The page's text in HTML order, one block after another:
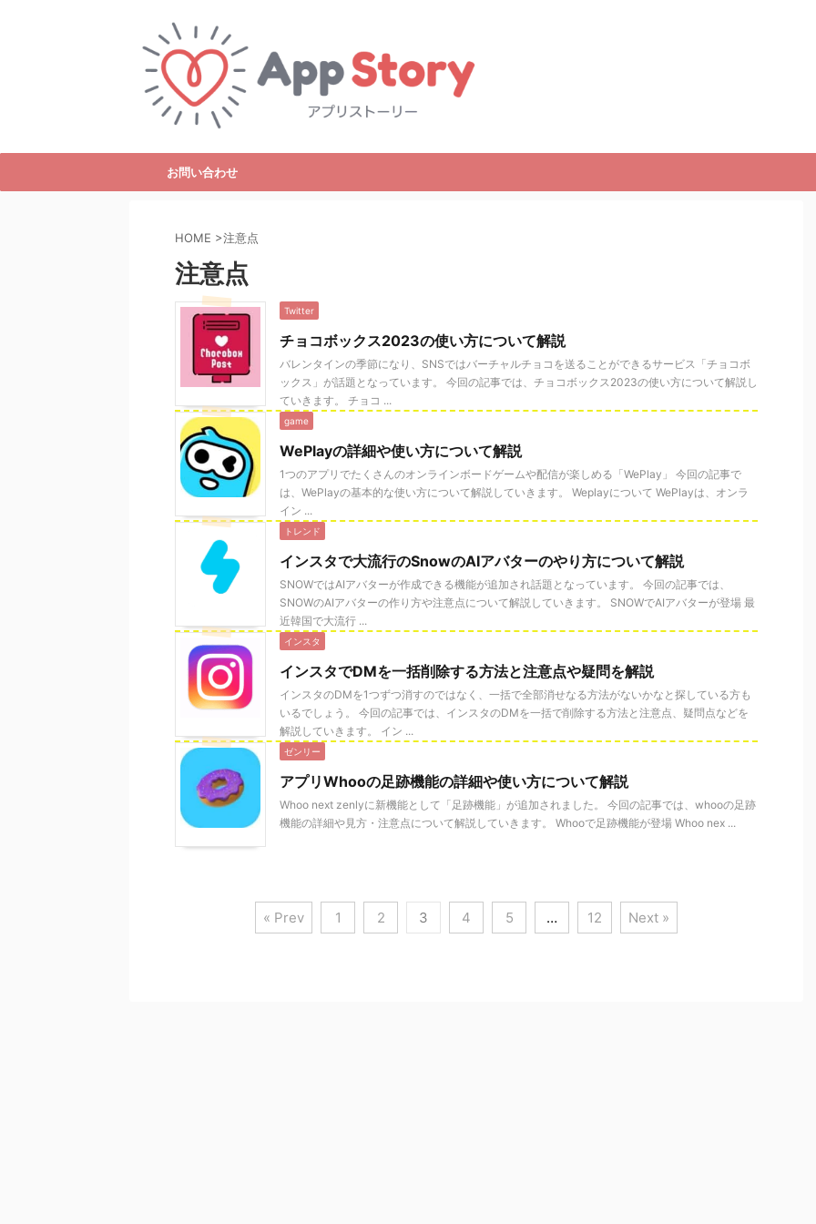
お問い合わせ
HOME >注意点
注意点
Twitter
チョコボックス2023の使い方について解説
バレンタインの季節になり、SNSではバーチャルチョコを送ることができるサービス「チョコボ
ックス」が話題となっています。 今回の記事では、チョコボックス2023の使い方について解説し
ていきます。 チョコ ...
game
WePlayの詳細や使い方について解説
1つのアプリでたくさんのオンラインボードゲームや配信が楽しめる「WePlay」 今回の記事で
は、WePlayの基本的な使い方について解説していきます。 Weplayについて WePlayは、オンラ
イン ...
トレンド
インスタで大流行のSnowのAIアバターのやり方について解説
SNOWではAIアバターが作成できる機能が追加され話題となっています。 今回の記事では、
SNOWのAIアバターの作り方や注意点について解説していきます。 SNOWでAIアバターが登場 最
近韓国で大流行 ...
インスタ
インスタでDMを一括削除する方法と注意点や疑問を解説
インスタのDMを1つずつ消すのではなく、一括で全部消せなる方法がないかなと探している方も
いるでしょう。 今回の記事では、インスタのDMを一括で削除する方法と注意点、疑問点などを
解説していきます。 イン ...
ゼンリー
アプリWhooの足跡機能の詳細や使い方について解説
Whoo next zenlyに新機能として「足跡機能」が追加されました。 今回の記事では、whooの足跡
機能の詳細や見方・注意点について解説していきます。 Whooで足跡機能が登場 Whoo nex ...
« Prev 1 2 3 4 5 … 12 Next »